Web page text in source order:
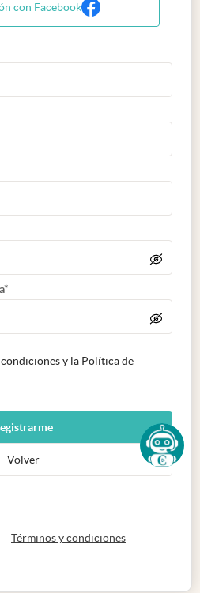
con Facebook
y la Política de
Volver
en nueva pestaña
Términos y condicionesabre en nueva